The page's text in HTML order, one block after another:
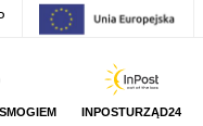
czcionki
INPOSTURZĄD24